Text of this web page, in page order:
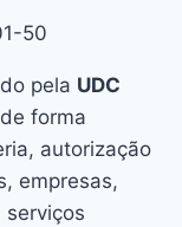
50
pela UDC
forma
autorização
empresas,
serviços